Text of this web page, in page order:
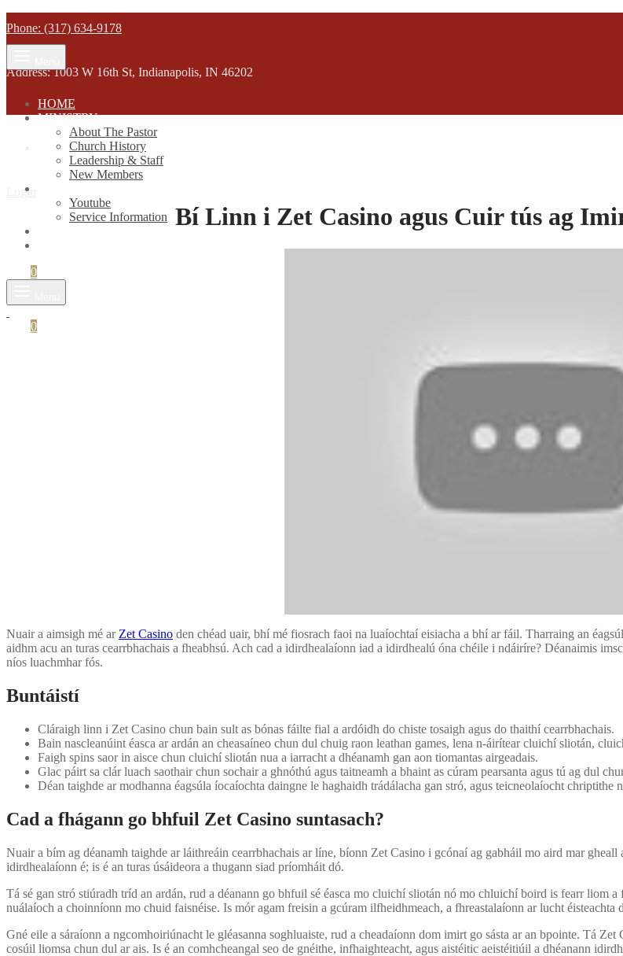
Phone: (317) 634-9178
Address: 1003 W 16th St, Indianapolis, IN 46202
Login
HOME
MINISTRY
About The Pastor
Church History
Leadership & Staff
New Members
Youtube
Service Information
0
0
Bí Linn i Zet Casino agus Cuir tús ag
Nuair a aimsigh mé ar Zet Casino den chéad uair, bhí mé fiosrach faoi na luaíochtaí eisiacha a bhí ar fáil. Tharraing an
aidhm acu an turas cearrbhachais a fheabhsú. Ach cad a idirdhealaíonn iad a idirdhealú óna chéile i ndáiríre? Déanaimis
níos luachmhar fós.
Buntáistí
Cláraigh linn i Zet Casino chun bain sult as bónas fáilte fial a ardóidh do chiste tosaigh agus do thaithí cearrbhachais.
Bain nascleanúint éasca ar ardán an cheasaíneo chun dul chuig raon leathan games, lena n-áirítear cluichí sliotán,
Faigh spins saor in aisce chun cluichí sliotán nua a iarracht a dhéanamh gan aon tiomantas airgeadais.
Glac páirt sa clár luach saothair chun sochair a ghnóthú agus taitneamh a bhaint as cúram pearsanta agus tú ag dul
Déan taighde ar modhanna éagsúla íocaíochta daingne le haghaidh trádálacha gan stró, agus teicneolaíocht chriptithe
Cad a fhágann go bhfuil Zet Casino suntasach?
Nuair a bím ag déanamh taighde ar láithreáin cearrbhachais ar líne, bíonn Zet Casino i gcónaí ag gabháil mo aird mar
idirdhealaíonn é; is é an turas úsáideora a thugann siad príomháit dó.
Tá sé gan stró stiúradh tríd an ardán, rud a déanann go bhfuil sé éasca mo cluichí sliotán nó mo chluichí boird is fearr liom
nuálaíoch a choinníonn mo chuid faisnéise. Is mór agam freisin a gcúram ilfheidhmeach, a fhreastalaíonn ar lucht éisteachta
Gné eile a sáraíonn a ngcomhoiriúnacht le gléasanna soghluaiste, rud a cheadaíonn dom imirt go sásta ar an bpointe. Tá
cosúil liomsa chun dul ar ais. Is é an comhcheangal seo de gnéithe, infhaighteacht, agus aistéitic aeistéitiúil a dhéanann